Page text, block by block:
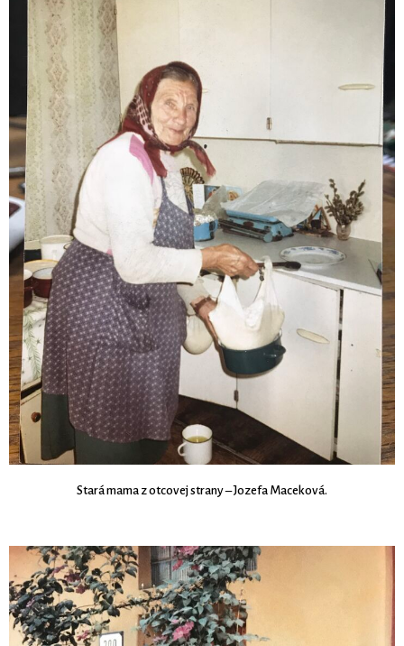
Stará mama z otcovej strany – Jozefa Maceková.